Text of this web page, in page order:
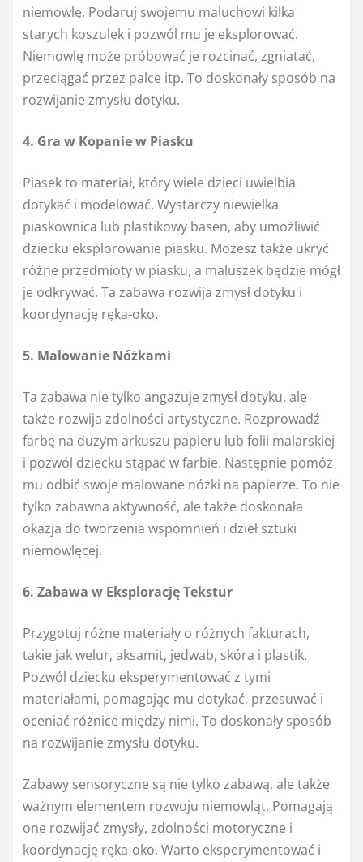
niemowlę. Podaruj swojemu maluchowi kilka
starych koszulek i pozwól mu je eksplorować.
Niemowlę może próbować je rozcinać, zgniatać,
przeciągać przez palce itp. To doskonały sposób na
rozwijanie zmysłu dotyku.
4. Gra w Kopanie w Piasku
Piasek to materiał, który wiele dzieci uwielbia
dotykać i modelować. Wystarczy niewielka
piaskownica lub plastikowy basen, aby umożliwić
dziecku eksplorowanie piasku. Możesz także ukryć
różne przedmioty w piasku, a maluszek będzie mógł
je odkrywać. Ta zabawa rozwija zmysł dotyku i
koordynację ręka-oko.
5. Malowanie Nóżkami
Ta zabawa nie tylko angażuje zmysł dotyku, ale
także rozwija zdolności artystyczne. Rozprowadź
farbę na dużym arkuszu papieru lub folii malarskiej
i pozwól dziecku stąpać w farbie. Następnie pomóż
mu odbić swoje malowane nóżki na papierze. To nie
tylko zabawna aktywność, ale także doskonała
okazja do tworzenia wspomnień i dzieł sztuki
niemowlęcej.
6. Zabawa w Eksplorację Tekstur
Przygotuj różne materiały o różnych fakturach,
takie jak welur, aksamit, jedwab, skóra i plastik.
Pozwól dziecku eksperymentować z tymi
materiałami, pomagając mu dotykać, przesuwać i
oceniać różnice między nimi. To doskonały sposób
na rozwijanie zmysłu dotyku.
Zabawy sensoryczne są nie tylko zabawą, ale także
ważnym elementem rozwoju niemowląt. Pomagają
one rozwijać zmysły, zdolności motoryczne i
koordynację ręka-oko. Warto eksperymentować i